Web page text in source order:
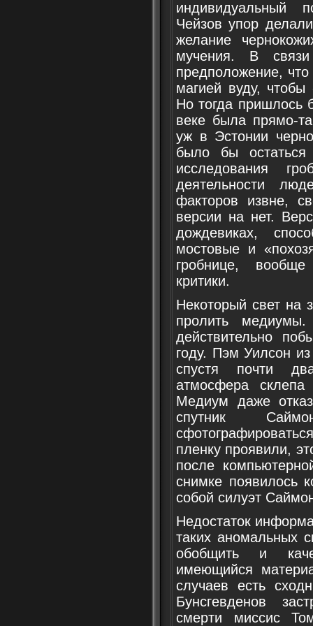
индивидуальный
Чейзов упор
желание
мучения. В
предположение, что
магией вуду, чтобы
Но тогда пришлось
веке была прямо-
уж в Эстонии
было бы остаться
исследования
деятельности
факторов извне,
версии на нет.
дождевиках,
мостовые и
гробнице,
критики.
Некоторый свет на
пролить
действительно
году. Пэм Уилсон
спустя почти два
атмосфера склепа
Медиум даже
спутник
пленку проявили,
после
снимке появилось
собой силуэт
Недостаток
таких аномальных
обобщить и
имеющийся
случаев есть
Бунсгевденов
смерти миссис